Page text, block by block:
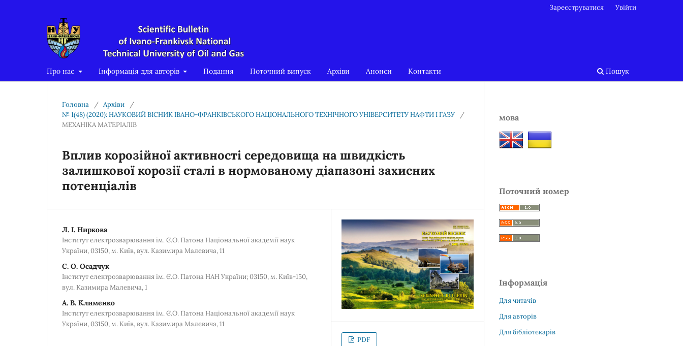
Про нас Інформація для авторів Подання Поточний випуск Архіви Анонси Контакти Пошук
Зареєструватися Увійти
Головна / Архіви
/
№ 1(48) (2020): НАУКОВИЙ ВІСНИК ІВАНО-ФРАНКІВСЬКОГО НАЦІОНАЛЬНОГО ТЕХНІЧНОГО УНІВЕРСИТЕТУ НАФТИ І ГАЗУ
/
МЕХАНІКА МАТЕРІАЛІВ
Вплив корозійної активності середовища на швидкість
залишкової корозії сталі в нормованому діапазоні захисних
потенціалів
Л. І. Ниркова
Інститут електрозварювання ім. Є.О. Патона Національної академії наук
України, 03150, м. Київ, вул. Казимира Малевича, 11
С. О. Осадчук
Інститут електрозварювання ім. Є.О. Патона НАН України; 03150, м. Київ-150,
вул. Казимира Малевича, 1
А. В. Клименко
Інститут електрозварювання ім. Є.О. Патона Національної академії наук
України, 03150, м. Київ, вул. Казимира Малевича, 11
PDF
мова
Поточний номер
Інформація
Для читачів
Для авторів
Для бібліотекарів